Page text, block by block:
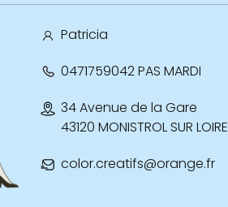
Patricia
0471759042 PAS MARDI
34 Avenue de la Gare
43120 MONISTROL SUR LOIRE
color.creatifs@orange.fr